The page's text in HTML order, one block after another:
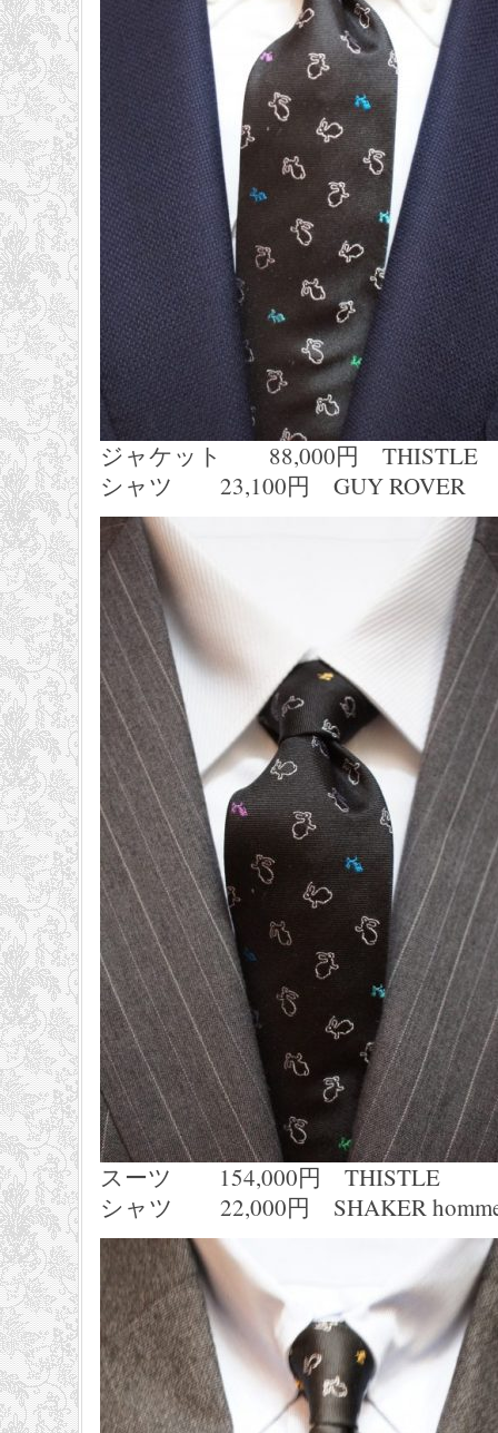
ジャケット 88,000円 THISTLE
シャツ 23,100円 GUY ROVER
スーツ 154,000円 THISTLE
シャツ 22,000円 SHAKER